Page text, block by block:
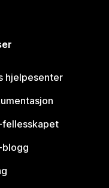
hjelpesenter